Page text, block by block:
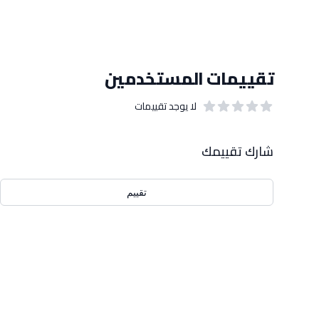
تقييمات المستخدمين
لا يوجد تقييمات
شارك تقييمك
تقييم